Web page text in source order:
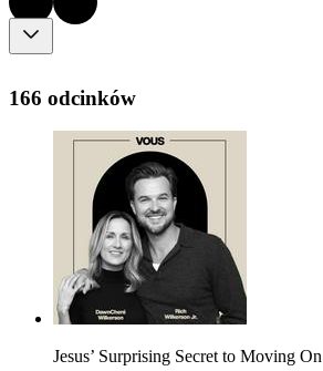
166 odcinków
Jesus’ Surprising Secret to Moving